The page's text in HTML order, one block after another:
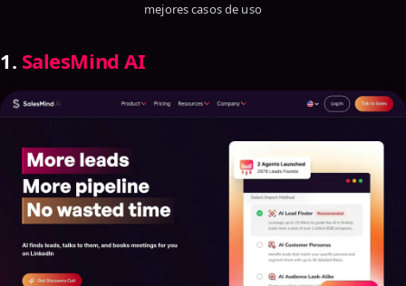
mejores casos de uso
1. SalesMind AI